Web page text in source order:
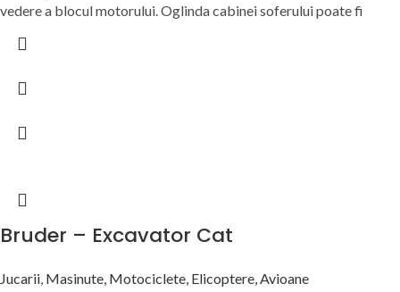
vedere a blocul motorului. Oglinda cabinei soferului poate fi
Bruder – Excavator Cat
Jucarii Masinute, Motociclete, Elicoptere, Avioane